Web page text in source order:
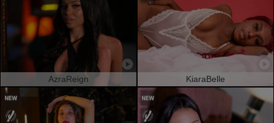
AzraReign KiaraBelle